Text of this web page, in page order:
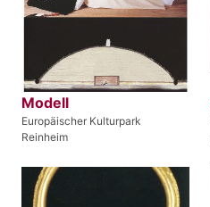
Modell
Europäischer Kulturpark
Reinheim